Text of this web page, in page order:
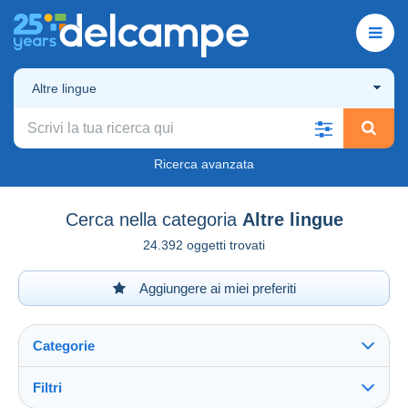
Altre lingue
Ricerca avanzata
Cerca nella categoria Altre lingue
24.392 oggetti trovati
Aggiungere ai miei preferiti
Categorie
Filtri